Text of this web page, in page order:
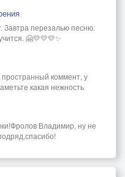
Завтра перезалью песню.
🤗💛💛💛✨
коммент, у
какая нежность
Владимир, ну не